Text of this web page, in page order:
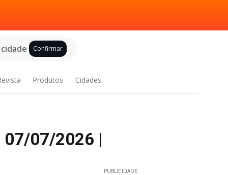
Confirmar
Produtos Cidades
07/07/2026 |
PUBLICIDADE